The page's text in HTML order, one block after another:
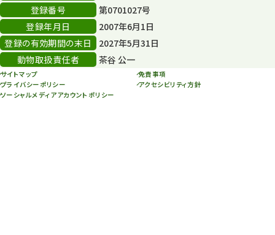
秋まつり登録番号
第0701027号
登録年月日
2007年6月1日
登録の有効期間の末日
2027年5月31日
動物取扱責任者
茶谷 公一
サイトマップ
免責事項
プライバシーポリシー
アクセシビリティ方針
ソーシャルメディアアカウントポリシー